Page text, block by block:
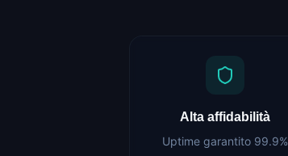
Alta affidabilità
Uptime garantito 99.9%